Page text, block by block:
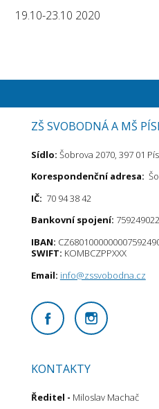
19.10-23.10 2020
ZŠ SVOBODNÁ A MŠ
Sídlo: Šobrova 2070, 397 01
Korespondenční adresa:
IČ: 70 94 38 42
Bankovní spojení:
IBAN:
SWIFT: KOMBCZPPXXX
Email: info@zssvobodna.cz
KONTAKTY
Ředitel - Miloslav Machač